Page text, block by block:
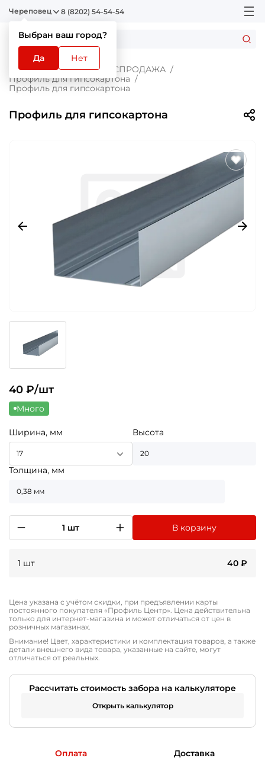
Череповец
Выбран ваш город?
Да Нет
8 (8202) 54-54-54
Главная Каталог
РАСПРОДАЖА
Профиль для гипсокартона
Профиль для гипсокартона
Профиль для гипсокартона
40 ₽/шт
Много
Ширина, мм
17
Высота
20
Толщина, мм
0,38 мм
1 шт В корзину
1 шт 40 ₽
Цена указана с учётом скидки, при предъявлении карты
постоянного покупателя «Профиль Центр». Цена действительна
только для интернет-магазина и может отличаться от цен в
розничных магазинах.
Внимание! Цвет, характеристики и комплектация товаров, а также
детали внешнего вида товара, указанные на сайте, могут
отличаться от реальных.
Рассчитать стоимость забора на калькуляторе
Открыть калькулятор
Оплата Доставка